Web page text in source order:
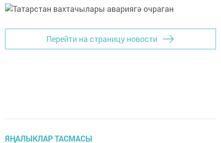
Перейти на страницу новости
ЯҢАЛЫКЛАР ТАСМАСЫ